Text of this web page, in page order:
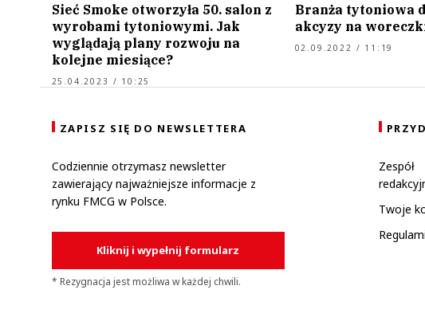
Sieć Smoke otworzyła 50. salon z
wyrobami tytoniowymi. Jak
wyglądają plany rozwoju na
kolejne miesiące?
25.04.2023 / 10:25
Branża tytoniowa
akcyzy na
02.09.2022 / 11:19
ZAPISZ SIĘ DO NEWSLETTERA
Codziennie otrzymasz newsletter
zawierający najważniejsze informacje z
rynku FMCG w Polsce.
Kliknij i wypełnij formularz
* Rezygnacja jest możliwa w każdej chwili.
Zespół
Twoje